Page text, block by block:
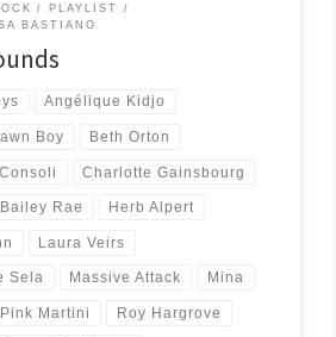
PLAYLIST
BASTIANO
Angélique Kidjo
Boy Beth Orton
Charlotte Gainsbourg
Rae Herb Alpert
Laura Veirs
Sela Massive Attack Mina
Pink Martini Roy Hargrove